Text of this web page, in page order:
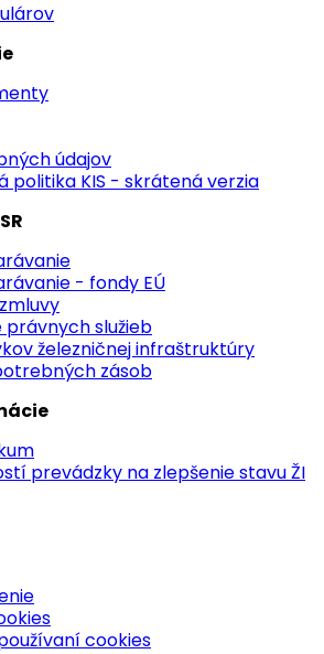
údajov
politika KIS - skrátená verzia
- fondy EÚ
služieb
železničnej infraštruktúry
zásob
prevádzky na zlepšenie stavu ŽI
cookies